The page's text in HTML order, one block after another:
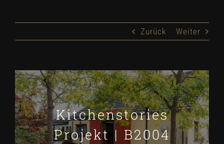
Zurück Weiter
Kitchenstories
Projekt | B2004